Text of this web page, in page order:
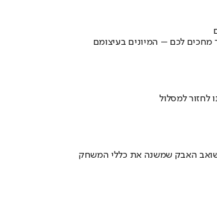
מחכים לכם – המיונים בעיצומם
לחזור למסלול
שואב האבק שמשנה את כללי המשחק